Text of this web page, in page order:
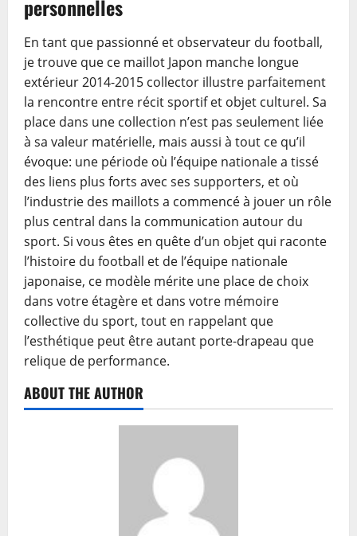
personnelles
En tant que passionné et observateur du football,
je trouve que ce maillot Japon manche longue
extérieur 2014-2015 collector illustre parfaitement
la rencontre entre récit sportif et objet culturel. Sa
place dans une collection n’est pas seulement liée
à sa valeur matérielle, mais aussi à tout ce qu’il
évoque: une période où l’équipe nationale a tissé
des liens plus forts avec ses supporters, et où
l’industrie des maillots a commencé à jouer un rôle
plus central dans la communication autour du
sport. Si vous êtes en quête d’un objet qui raconte
l’histoire du football et de l’équipe nationale
japonaise, ce modèle mérite une place de choix
dans votre étagère et dans votre mémoire
collective du sport, tout en rappelant que
l’esthétique peut être autant porte-drapeau que
relique de performance.
ABOUT THE AUTHOR